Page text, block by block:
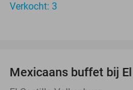
Verkocht: 3
Mexicaans buffet bij